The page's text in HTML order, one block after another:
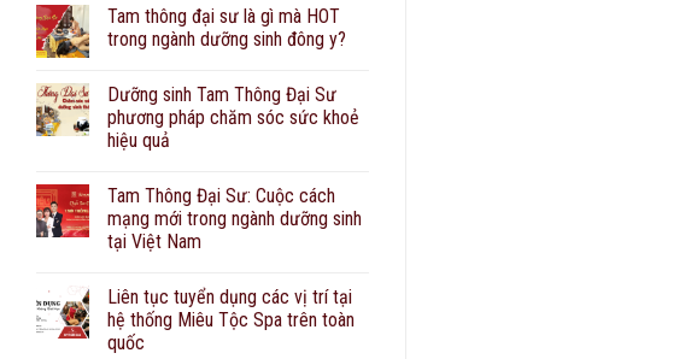
Tam thông đại sư là gì mà HOT
trong ngành dưỡng sinh đông y?
Dưỡng sinh Tam Thông Đại Sư
phương pháp chăm sóc sức khoẻ
hiệu quả
Tam Thông Đại Sư: Cuộc cách
mạng mới trong ngành dưỡng sinh
tại Việt Nam
Liên tục tuyển dụng các vị trí tại
hệ thống Miêu Tộc Spa trên toàn
quốc